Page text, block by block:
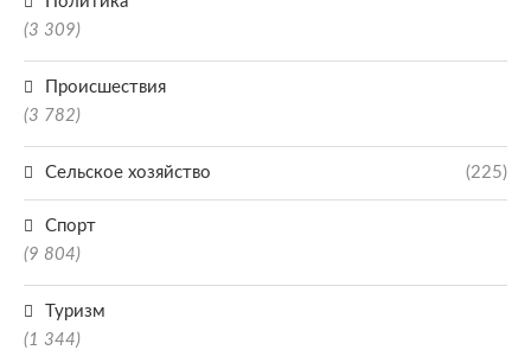
(3 309)
Происшествия
(3 782)
Сельское хозяйство (225)
Спорт
(9 804)
Туризм
(1 344)